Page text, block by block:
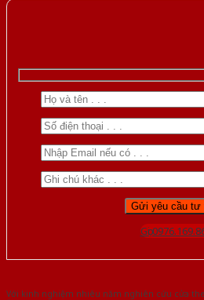
Gọi
Với kinh nghiệm nhiêu năm nghiên cứu cửa